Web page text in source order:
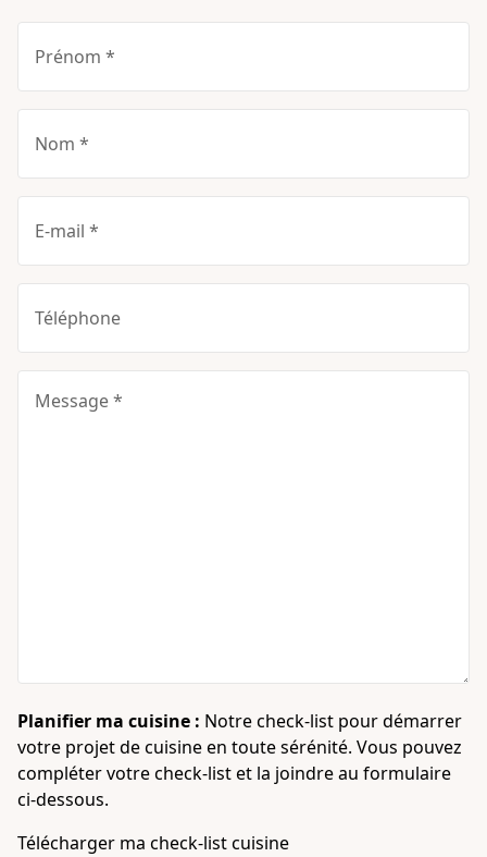
Prénom *
Nom *
E-mail *
Téléphone
Message *
Planifier ma cuisine : Notre check-list pour démarrer
votre projet de cuisine en toute sérénité. Vous pouvez
compléter votre check-list et la joindre au formulaire
ci-dessous.
Télécharger ma check-list cuisine